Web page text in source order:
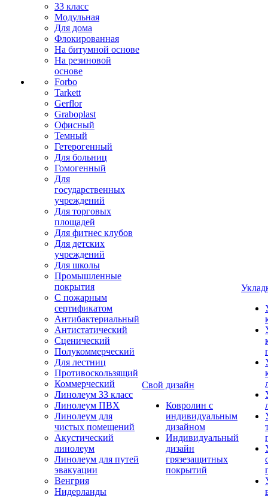
33 класс
Модульная
Для дома
Флокированная
На битумной основе
На резиновой
основе
Forbo
Tarkett
Gerflor
Graboplast
Офисный
Темный
Гетерогенный
Для больниц
Гомогенный
Для
государственных
учреждений
Для торговых
площадей
Для фитнес клубов
Для детских
учреждений
Для школы
Промышленные
покрытия
С пожарным
сертификатом
Антибактериальный
Антистатический
Сценический
Полукоммерческий
Для лестниц
Противоскользящий
Коммерческий
Линолеум 33 класс
Линолеум ПВХ
Линолеум для
чистых помещений
Акустический
линолеум
Линолеум для путей
эвакуации
Венгрия
Нидерланды
Свой дизайн
Ковролин с
индивидуальным
дизайном
Индивидуальный
дизайн
грязезащитных
покрытий